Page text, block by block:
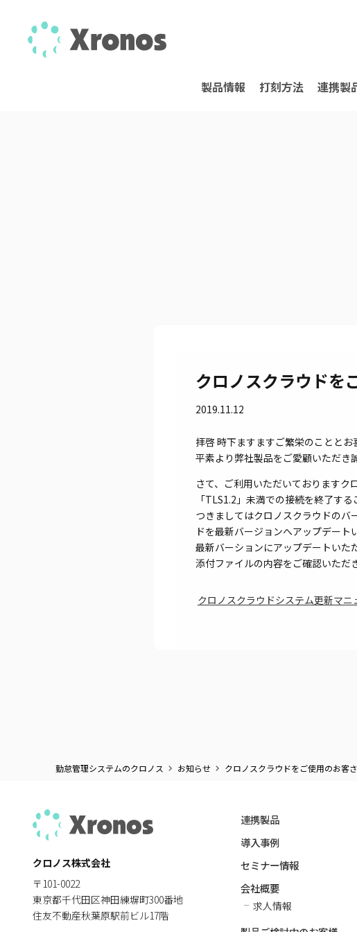
製品情報 打刻方法 連携製
クロノスクラウドを
2019.11.12
拝啓 時下ますますご繁栄のこととお
平素より弊社製品をご愛顧いただき
さて、ご利用いただいております
「TLS1.2」未満での接続を終了する
つきましてはクロノスクラウドの
ドを最新バージョンへアップデート
最新バーションにアップデートいた
添付ファイルの内容をご確認いただ
クロノスクラウドシステム更新マニ
勤怠管理システムのクロノス お知らせ クロノスクラウドをご使用のお客
クロノス株式会社
〒101-0022
東京都千代田区神田練塀町300番地
住友不動産秋葉原駅前ビル17階
連携製品
導入事例
セミナー情報
会社概要
求人情報